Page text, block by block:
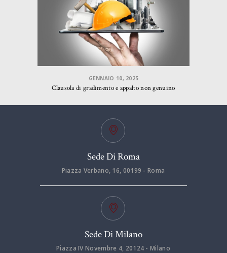
GENNAIO 10, 2025
Clausola di gradimento e appalto non genuino
Sede Di Roma
Piazza Verbano, 16, 00199 - Roma
Sede Di Milano
Piazza IV Novembre 4, 20124 - Milano